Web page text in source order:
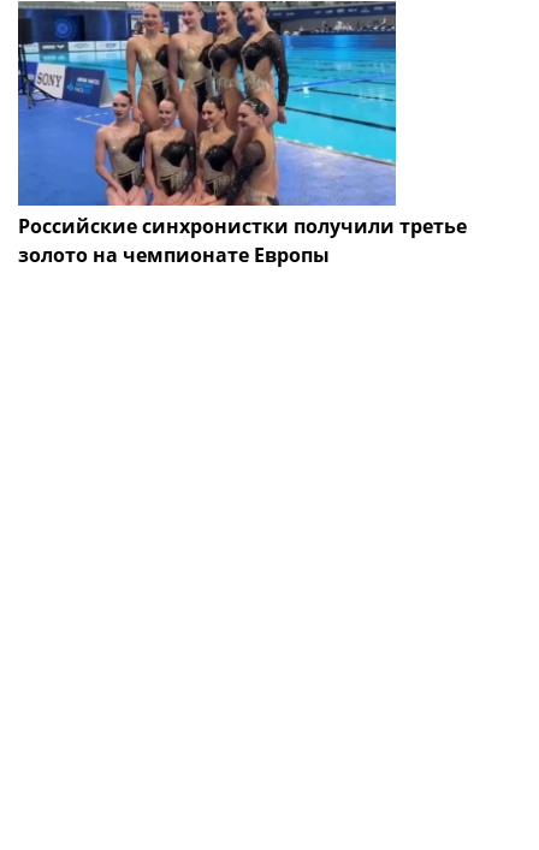
Российские синхронистки получили третье
золото на чемпионате Европы